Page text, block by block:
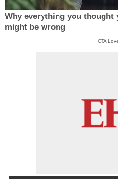
Why everything you thought
might be wrong
CTA Love